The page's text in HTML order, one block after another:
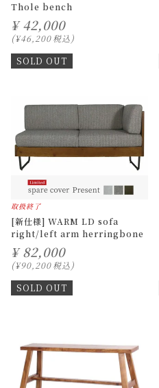
Thole bench
¥ 42,000
¥46,200税込
SOLD OUT
取扱終了
[新仕様] WARM LD sofa
right/left arm herringbone
¥ 82,000
¥90,200税込
SOLD OUT